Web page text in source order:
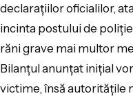
declarațiilor oficialilor,
incinta postului de
răni grave mai multor
Bilanțul anunțat inițial
victime, însă autoritățile